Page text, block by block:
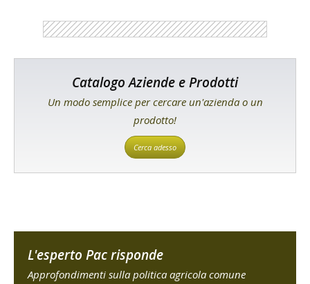
Catalogo Aziende e Prodotti
Un modo semplice per cercare un'azienda o un
prodotto!
Cerca adesso
L'esperto Pac risponde
Approfondimenti sulla politica agricola comune